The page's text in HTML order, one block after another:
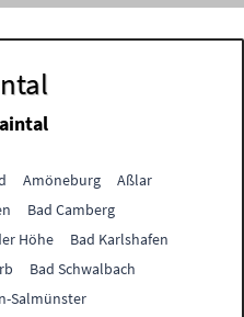
Amöneburg
Aßlar
Bad Camberg
Höhe
Bad Karlshafen
Bad Schwalbach
Salmünster